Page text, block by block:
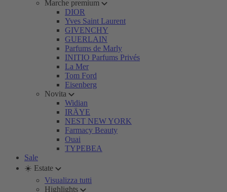
Marche premium
DIOR
Yves Saint Laurent
GIVENCHY
GUERLAIN
Parfums de Marly
INITIO Parfums Privés
La Mer
Tom Ford
Eisenberg
Novita
Widian
IRÄYE
NEST NEW YORK
Farmacy Beauty
Ouai
TYPEBEA
Sale
☀️ Estate
Visualizza tutti
Highlights